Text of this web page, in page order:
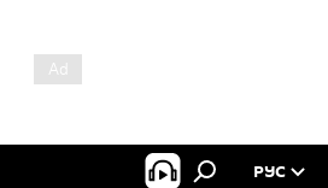
РУС